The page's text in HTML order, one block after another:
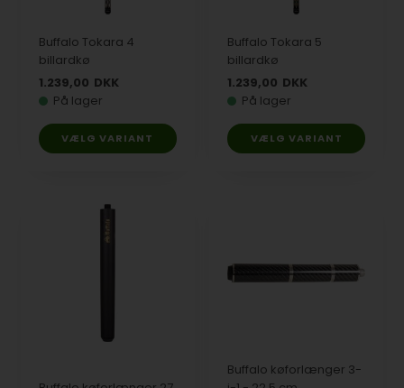
Buffalo Tokara 4
billardkø
1.239,00 DKK
På lager
VÆLG VARIANT
Buffalo Tokara 5
billardkø
1.239,00 DKK
På lager
VÆLG VARIANT
Buffalo køforlænger 3-